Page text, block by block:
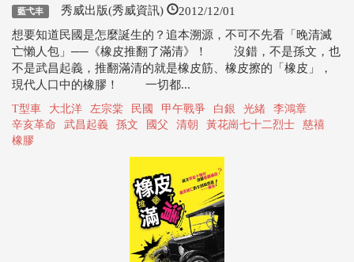
藍弋丰 秀威出版(秀威資訊) 2012/12/01
想要知道民國是怎麼誕生的？追本溯源，不可不先看「晚清滅
亡懶人包」──《橡皮推翻了滿清》！ 沒錯，不是孫文，也
不是武昌起義，推翻滿清的就是橡皮筋、橡皮擦的「橡皮」，
現代人口中的橡膠！ 一切都...
T型車 大北洋 左宗棠 民國 甲午戰爭 白銀 光緒
李鴻章
辛亥革命
武昌起義 孫文 國父 清朝 黃花崗七十二烈士
慈禧
橡膠